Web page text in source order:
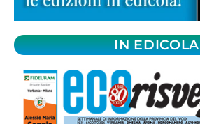
IN EDICOLA